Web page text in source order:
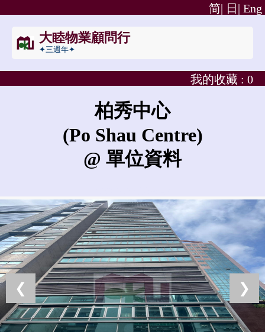
Eng
日|
简|
大睦物業顧問行
✦三週年✦
我的收藏 : 0
柏秀中心
(Po Shau Centre)
@ 單位資料
❮ ❯